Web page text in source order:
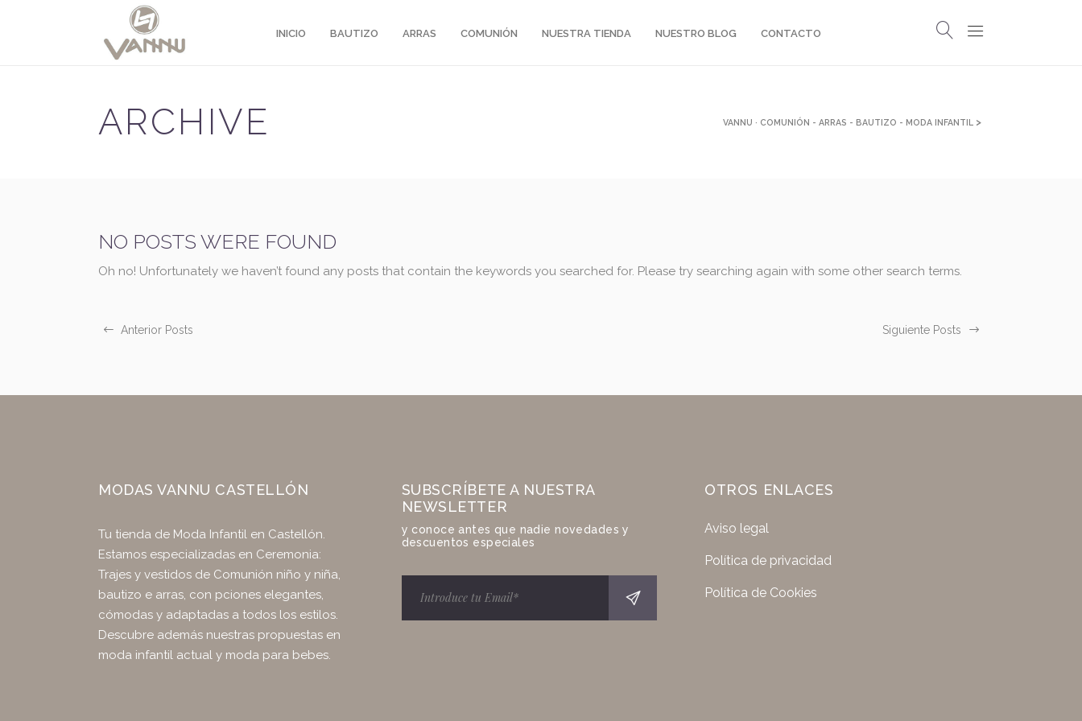
INICIO BAUTIZO ARRAS COMUNIÓN NUESTRA TIENDA NUESTRO BLOG CONTACTO
ARCHIVE VANNU · COMUNIÓN - ARRAS - BAUTIZO - MODA INFANTIL >
NO POSTS WERE FOUND
Oh no! Unfortunately we haven’t found any posts that contain the keywords you searched for. Please try searching again with some other search terms.
Anterior Posts Siguiente Posts
MODAS VANNU CASTELLÓN
Tu tienda de Moda Infantil en Castellón.
Estamos especializadas en Ceremonia:
Trajes y vestidos de Comunión niño y niña,
bautizo e arras, con pciones elegantes,
cómodas y adaptadas a todos los estilos.
Descubre además nuestras propuestas en
moda infantil actual y moda para bebes.
SUBSCRÍBETE A NUESTRA
NEWSLETTER
y conoce antes que nadie novedades y
descuentos especiales
OTROS ENLACES
Aviso legal
Política de privacidad
Política de Cookies